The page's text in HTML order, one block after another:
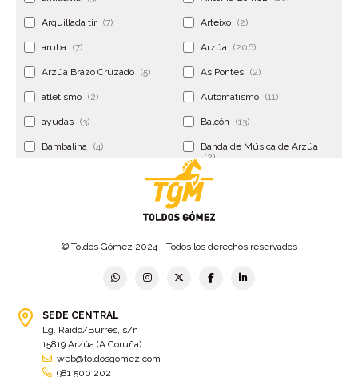
Arquillada tir (7) Arteixo (2)
aruba (7) Arzúa (206)
Arzúa Brazo Cruzado (5) As Pontes (2)
atletismo (2) Automatismo (11)
ayudas (3) Balcón (13)
Bambalina (4)
Banda de Música de Arzúa
(2)
Banderolas
Betanzos
bolsa cac (3)
bolsa ct (3)
© Toldos Gómez 2024 - Todos los derechos reservados
SEDE CENTRAL
Lg. Raído/Burres, s/n
15819 Arzúa (A Coruña)
web@toldosgomez.com
981 500 202